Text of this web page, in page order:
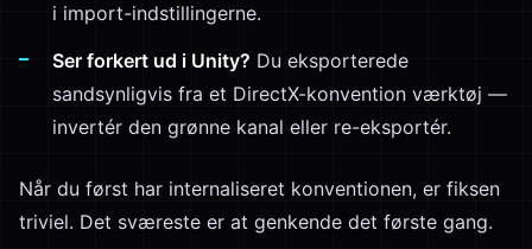
i import-indstillingerne.
Ser forkert ud i Unity? Du eksporterede
sandsynligvis fra et DirectX-konvention værktøj —
invertér den grønne kanal eller re-eksportér.
Når du først har internaliseret konventionen, er fiksen
triviel. Det sværeste er at genkende det første gang.